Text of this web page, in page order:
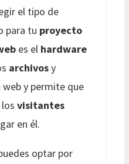
el tipo de
para tu proyecto
es el hardware
archivosy
y permite que
visitantes
en él.
optar por